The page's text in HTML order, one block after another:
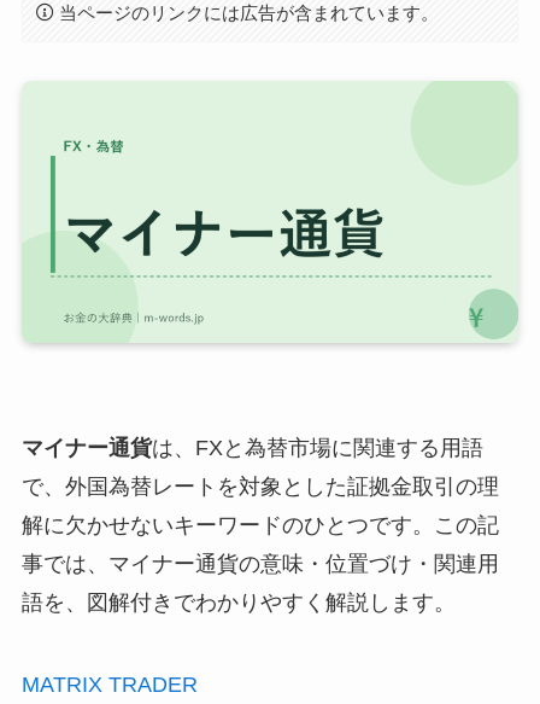
当ページのリンクには広告が含まれています。
マイナー通貨は、FXと為替市場に関連する用語
で、外国為替レートを対象とした証拠金取引の理
解に欠かせないキーワードのひとつです。この記
事では、マイナー通貨の意味・位置づけ・関連用
語を、図解付きでわかりやすく解説します。
MATRIX TRADER